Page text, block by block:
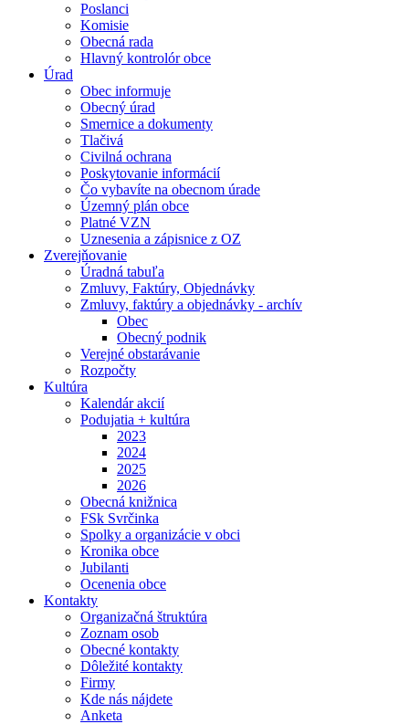
Poslanci
Komisie
Obecná rada
Hlavný kontrolór obce
Úrad
Obec informuje
Obecný úrad
Smernice a dokumenty
Tlačivá
Civilná ochrana
Poskytovanie informácií
Čo vybavíte na obecnom úrade
Územný plán obce
Platné VZN
Uznesenia a zápisnice z OZ
Zverejňovanie
Úradná tabuľa
Zmluvy, Faktúry, Objednávky
Zmluvy, faktúry a objednávky - archív
Obec
Obecný podnik
Verejné obstarávanie
Rozpočty
Kultúra
Kalendár akcií
Podujatia + kultúra
2023
2024
2025
2026
Obecná knižnica
FSk Svrčinka
Spolky a organizácie v obci
Kronika obce
Jubilanti
Ocenenia obce
Kontakty
Organizačná štruktúra
Zoznam osob
Obecné kontakty
Dôležité kontakty
Firmy
Kde nás nájdete
Anketa